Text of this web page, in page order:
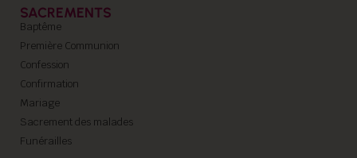
SACREMENTS
Baptême
Première Communion
Confession
Confirmation
Mariage
Sacrement des malades
Funérailles